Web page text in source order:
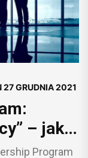
27 GRUDNIA 2021
– jak
pracy i
Program